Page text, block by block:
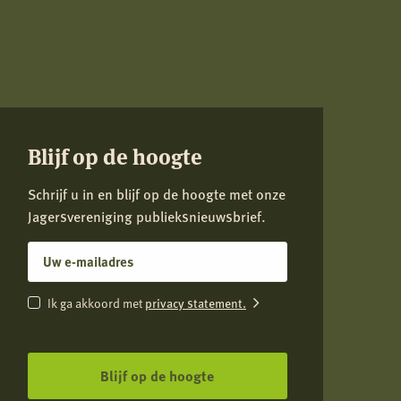
Blijf op de hoogte
Schrijf u in en blijf op de hoogte met onze
Jagersvereniging publieksnieuwsbrief.
E-
mailadres
Instemming
Ik ga akkoord met privacy statement.